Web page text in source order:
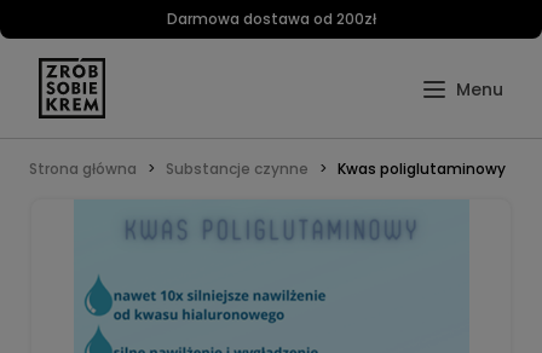
Darmowa dostawa od 200zł
Strona główna Substancje czynne Kwas poliglutaminowy